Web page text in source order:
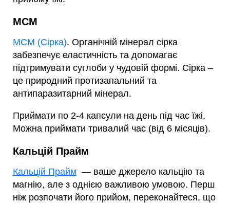
МСМ
МСМ (Сірка). Органічній мінерал сірка
забезпечує еластичність та допомагає
підтримувати суглоби у чудовій формі. Сірка –
це природний протизапальний та
антипаразитарний мінерал.
Приймати по 2-4 капсули на день під час їжі.
Можна приймати тривалий час (від 6 місяців).
Кальцій Прайм
Кальцій Прайм — ваше джерело кальцію та
магнію, але з однією важливою умовою. Перш
ніж розпочати його прийом, переконайтеся, що